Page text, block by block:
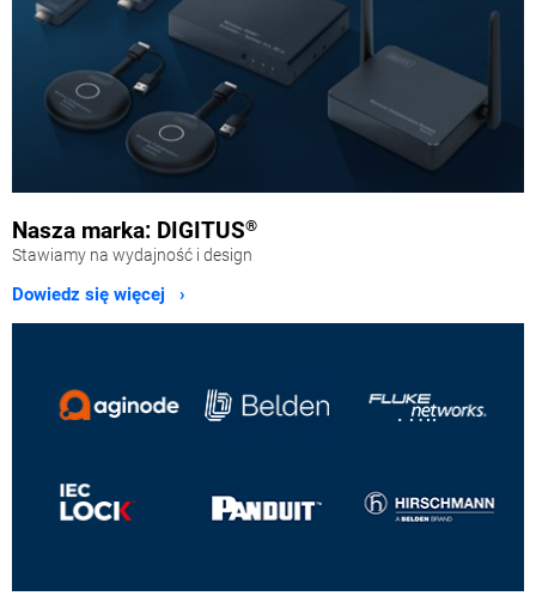
Nasza marka: DIGITUS®
Stawiamy na wydajność i design
Dowiedz się więcej ›